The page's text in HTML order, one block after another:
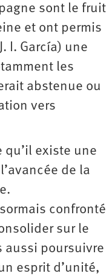
sont le fruit
et ont permis
I. García) une
les
abstenue ou
vers
qu’il existe une
de la
confronté
sur le
aussi poursuivre
esprit d’unité,